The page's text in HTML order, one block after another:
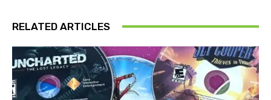
RELATED ARTICLES